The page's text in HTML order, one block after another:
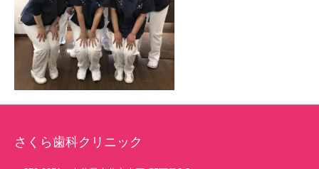
さくら歯科クリニック